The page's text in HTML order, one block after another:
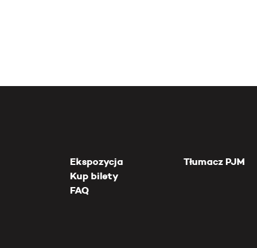
Ekspozycja
Kup bilety
FAQ
Tłumacz PJM